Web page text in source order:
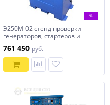
%
Э250М-02 стенд проверки
генераторов, стартеров и
электрооборудования
761 450 руб.